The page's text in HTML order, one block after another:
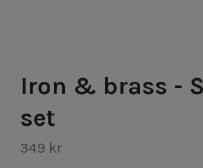
Iron & brass -
set
349 kr